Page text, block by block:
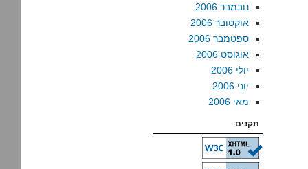
נובמבר 2006
אוקטובר 2006
ספטמבר 2006
אוגוסט 2006
יולי 2006
יוני 2006
מאי 2006
תקנים